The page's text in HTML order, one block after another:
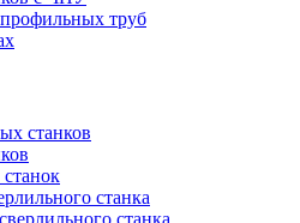
труб
станков
станка
станка